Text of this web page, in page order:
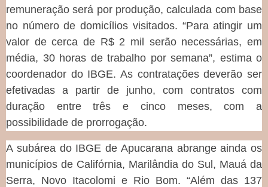
remuneração será por produção, calculada com base
no número de domicílios visitados. “Para atingir um
valor de cerca de R$ 2 mil serão necessárias, em
média, 30 horas de trabalho por semana”, estima o
coordenador do IBGE. As contratações deverão ser
efetivadas a partir de junho, com contratos com
duração entre três e cinco meses, com a
possibilidade de prorrogação.
A subárea do IBGE de Apucarana abrange ainda os
municípios de Califórnia, Marilândia do Sul, Mauá da
Serra, Novo Itacolomi e Rio Bom. “Além das 137